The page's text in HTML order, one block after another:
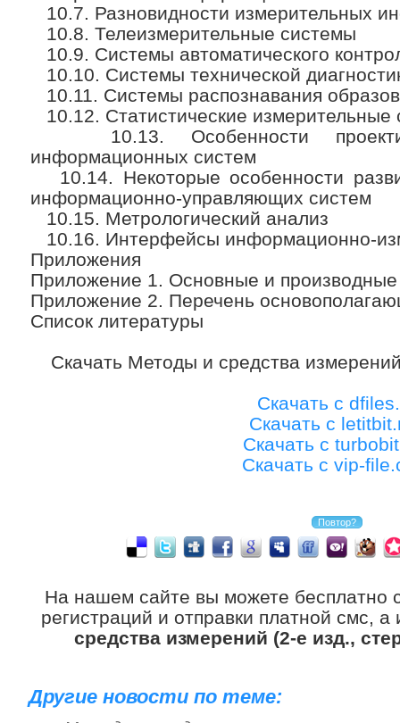
10.7. Разновидности измерительных
10.8. Телеизмерительные системы
10.9. Системы автоматического
10.10. Системы технической
10.11. Системы распознавания образов
10.12. Статистические измерительные
10.13. Особенности
информационных систем
10.14. Некоторые особенности
информационно-управляющих систем
10.15. Метрологический анализ
10.16. Интерфейсы информационно-
Приложения
Приложение 1. Основные и
Приложение 2. Перечень
Список литературы
Скачать Методы и средства
Скачать с
Скачать с
Скачать с
Скачать с vip-
На нашем сайте вы можете бесплатно
регистраций и отправки платной смс,
средства измерений (2-е изд.,
Другие новости по теме: